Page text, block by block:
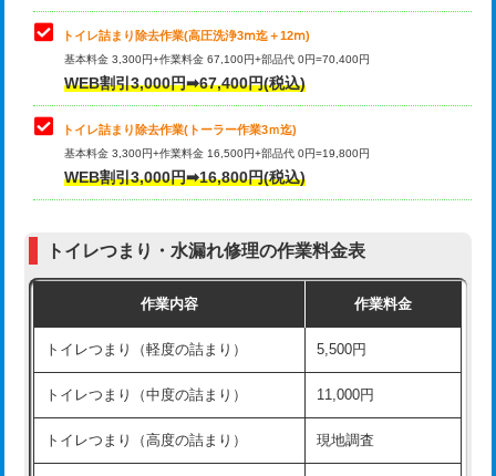
トイレ詰まり除去作業(高圧洗浄3ⅿ迄＋12ⅿ)
基本料金 3,300円+作業料金 67,100円+部品代 0円=70,400円
WEB割引3,000円➡67,400円(税込)
トイレ詰まり除去作業(トーラー作業3ｍ迄)
基本料金 3,300円+作業料金 16,500円+部品代 0円=19,800円
WEB割引3,000円➡16,800円(税込)
トイレつまり・水漏れ修理の作業料金表
作業内容 作業料金
トイレつまり（軽度の詰まり） 5,500円
トイレつまり（中度の詰まり） 11,000円
トイレつまり（高度の詰まり） 現地調査